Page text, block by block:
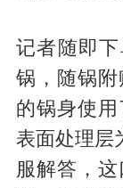
记者随即
锅，随锅
的锅身使
表面处理层
服解答，